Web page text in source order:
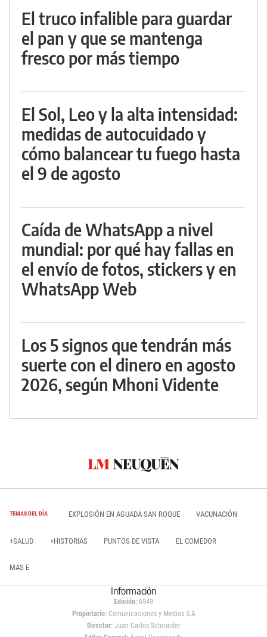
El truco infalible para guardar
el pan y que se mantenga
fresco por más tiempo
El Sol, Leo y la alta intensidad:
medidas de autocuidado y
cómo balancear tu fuego hasta
el 9 de agosto
Caída de WhatsApp a nivel
mundial: por qué hay fallas en
el envío de fotos, stickers y en
WhatsApp Web
Los 5 signos que tendrán más
suerte con el dinero en agosto
2026, según Mhoni Vidente
TEMAS DEL DÍA EXPLOSIÓN EN AGUADA SAN ROQUE VACUNACIÓN
+SALUD +HISTORIAS PUNTOS DE VISTA EL COMEDOR
MAS E
Información
Edición: 6949
Propietario:Comunicaciones y Medios S.A
Director: Juan Carlos Schroeder